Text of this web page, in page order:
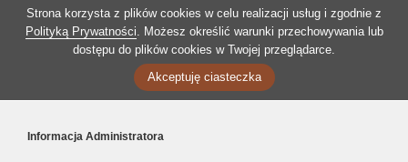
Strona korzysta z plików cookies w celu realizacji usług i zgodnie z
Polityką Prywatności. Możesz określić warunki przechowywania lub
dostępu do plików cookies w Twojej przeglądarce.
Akceptuję ciasteczka
Informacja Administratora